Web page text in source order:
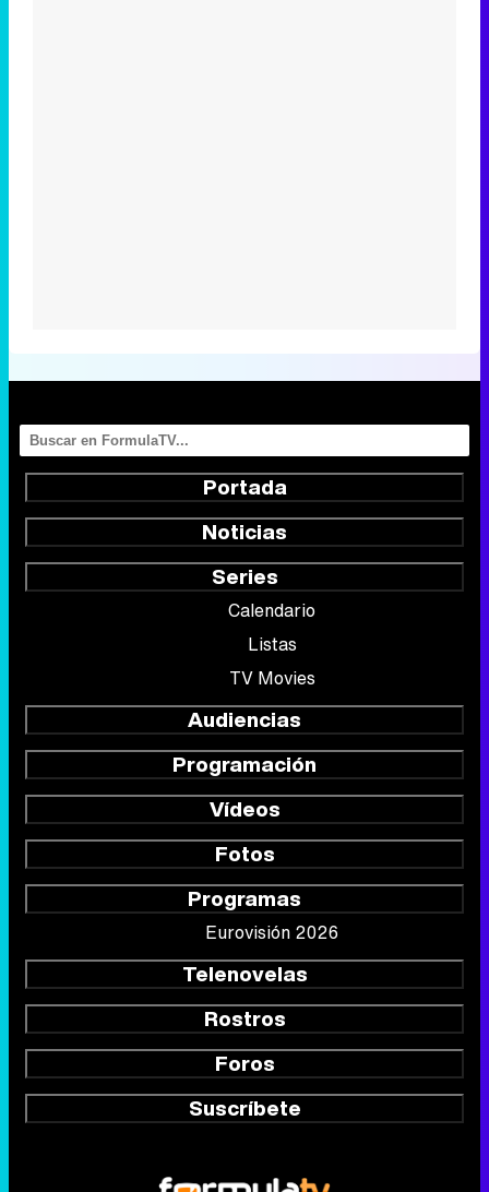
Portada
Noticias
Series
Calendario
Listas
TV Movies
Audiencias
Programación
Vídeos
Fotos
Programas
Eurovisión 2026
Telenovelas
Rostros
Foros
Suscríbete